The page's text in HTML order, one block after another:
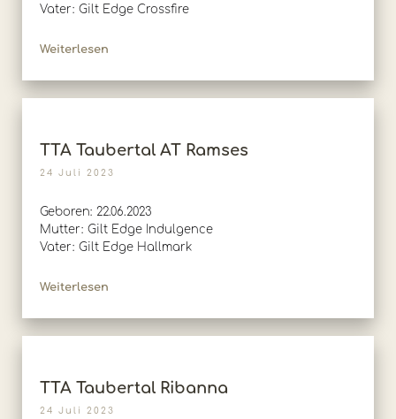
Vater: Gilt Edge Crossfire
Weiterlesen
TTA Taubertal AT Ramses
24 Juli 2023
Geboren: 22.06.2023
Mutter: Gilt Edge Indulgence
Vater: Gilt Edge Hallmark
Weiterlesen
TTA Taubertal Ribanna
24 Juli 2023